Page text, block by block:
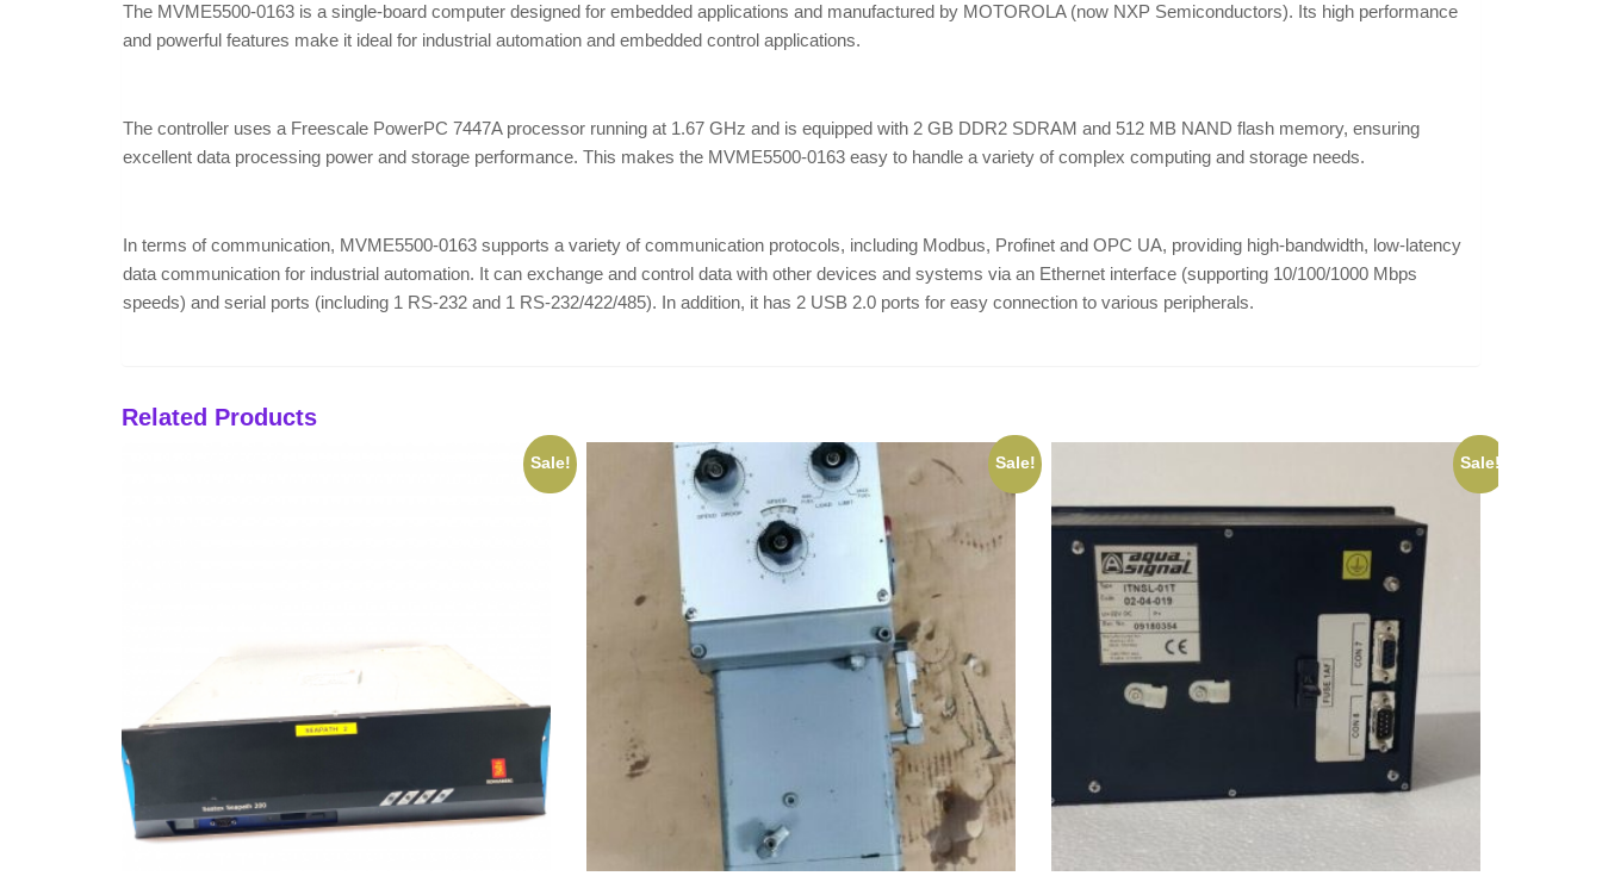
The MVME5500-0163 is a single-board computer designed for embedded applications and manufactured by MOTOROLA (now NXP Semiconductors). Its high performance
and powerful features make it ideal for industrial automation and embedded control applications.
The controller uses a Freescale PowerPC 7447A processor running at 1.67 GHz and is equipped with 2 GB DDR2 SDRAM and 512 MB NAND flash memory, ensuring
excellent data processing power and storage performance. This makes the MVME5500-0163 easy to handle a variety of complex computing and storage needs.
In terms of communication, MVME5500-0163 supports a variety of communication protocols, including Modbus, Profinet and OPC UA, providing high-bandwidth, low-latency
data communication for industrial automation. It can exchange and control data with other devices and systems via an Ethernet interface (supporting 10/100/1000 Mbps
speeds) and serial ports (including 1 RS-232 and 1 RS-232/422/485). In addition, it has 2 USB 2.0 ports for easy connection to various peripherals.
Related Products
Sale! Sale! Sale!